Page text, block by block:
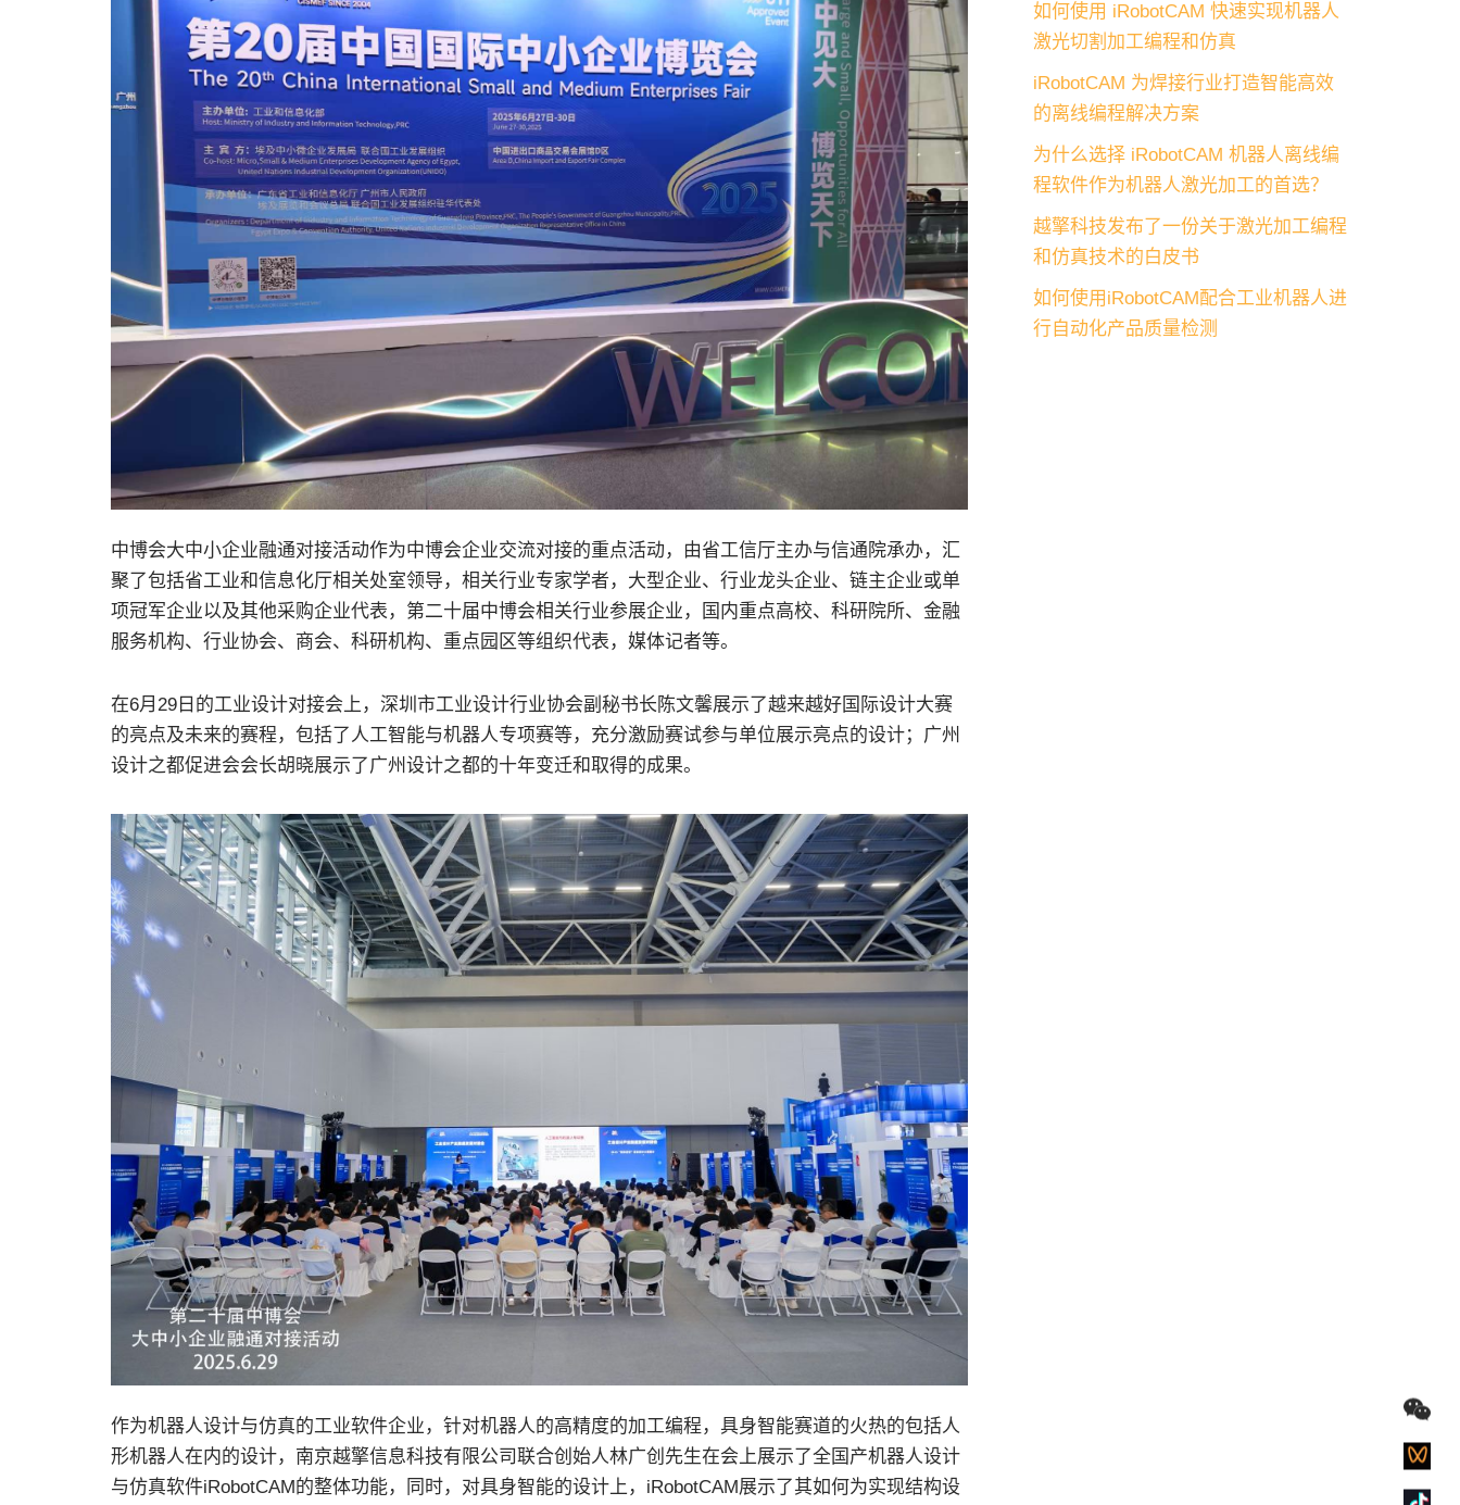
中博会大中小企业融通对接活动作为中博会企业交流对接的重点活动，由省工信厅主办与信通院承办，汇
聚了包括省工业和信息化厅相关处室领导，相关行业专家学者，大型企业、行业龙头企业、链主企业或单
项冠军企业以及其他采购企业代表，第二十届中博会相关行业参展企业，国内重点高校、科研院所、金融
服务机构、行业协会、商会、科研机构、重点园区等组织代表，媒体记者等。
在6月29日的工业设计对接会上，深圳市工业设计行业协会副秘书长陈文馨展示了越来越好国际设计大赛
的亮点及未来的赛程，包括了人工智能与机器人专项赛等，充分激励赛试参与单位展示亮点的设计；广州
设计之都促进会会长胡晓展示了广州设计之都的十年变迁和取得的成果。
作为机器人设计与仿真的工业软件企业，针对机器人的高精度的加工编程，具身智能赛道的火热的包括人
形机器人在内的设计，南京越擎信息科技有限公司联合创始人林广创先生在会上展示了全国产机器人设计
与仿真软件iRobotCAM的整体功能，同时，对具身智能的设计上，iRobotCAM展示了其如何为实现结构设
如何使用 iRobotCAM 快速实现机器人
激光切割加工编程和仿真
iRobotCAM 为焊接行业打造智能高效
的离线编程解决方案
为什么选择 iRobotCAM 机器人离线编
程软件作为机器人激光加工的首选？
越擎科技发布了一份关于激光加工编程
和仿真技术的白皮书
如何使用iRobotCAM配合工业机器人进
行自动化产品质量检测